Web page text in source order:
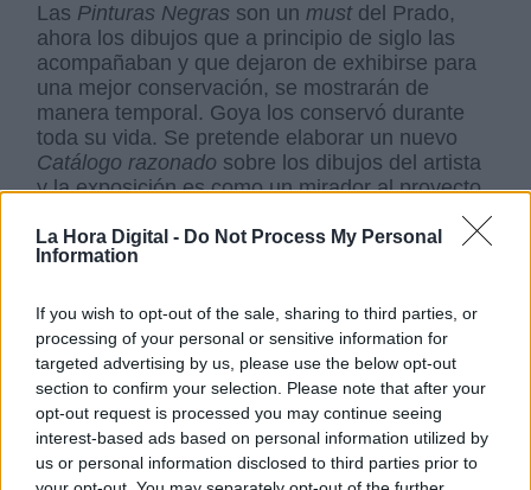
La Hora Digital - Do Not Process My Personal
Information
If you wish to opt-out of the sale, sharing to third parties, or
processing of your personal or sensitive information for
targeted advertising by us, please use the below opt-out
section to confirm your selection. Please note that after your
opt-out request is processed you may continue seeing
interest-based ads based on personal information utilized by
us or personal information disclosed to third parties prior to
Las Pinturas Negras son un must del Prado,
ahora los dibujos que a principio de siglo las
acompañaban y que dejaron de exhibirse para
una mejor conservación, se mostrarán de
manera temporal. Goya los conservó durante
toda su vida. Se pretende elaborar un nuevo
Catálogo razonado sobre los dibujos del artista
y la exposición es como un mirador al proyecto.
200 dibujos de Goya por 200 años del Prado.
Oferta cultural
NOTICIAS RELACIONADAS